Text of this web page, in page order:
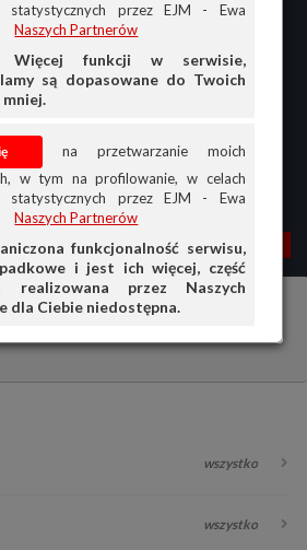
statystycznych przez EJM - Ewa
Naszych Partnerów
Więcej funkcji w serwisie,
są dopasowane do Twoich
na przetwarzanie moich
w tym na profilowanie, w celach
statystycznych przez EJM - Ewa
Naszych Partnerów
funkcjonalność serwisu,
i jest ich więcej, część
realizowana przez Naszych
dla Ciebie niedostępna.
MOJA AG
PRZEGLĄD
Ford
wszystko
wszystko